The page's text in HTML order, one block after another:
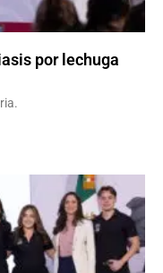
por lechuga